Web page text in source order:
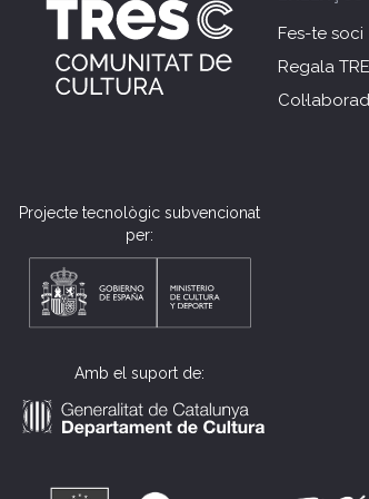
Fes-te soci
Regala
Projecte tecnològic subvencionat
per:
Amb el suport de: